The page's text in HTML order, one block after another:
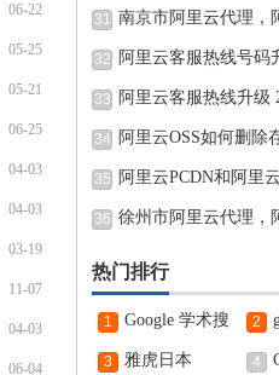
06-22
05-25
05-21
06-25
04-03
04-03
03-19
11-07
04-03
06-04
31 南京市阿里云代理，
32 阿里云客服热线号码
33 阿里云客服热线升级
34 阿里云OSS如何删除
35 阿里云PCDN和阿里
36 徐州市阿里云代理，
热门排行
1
Google 学术搜
索
2
3 雅虎日本 4